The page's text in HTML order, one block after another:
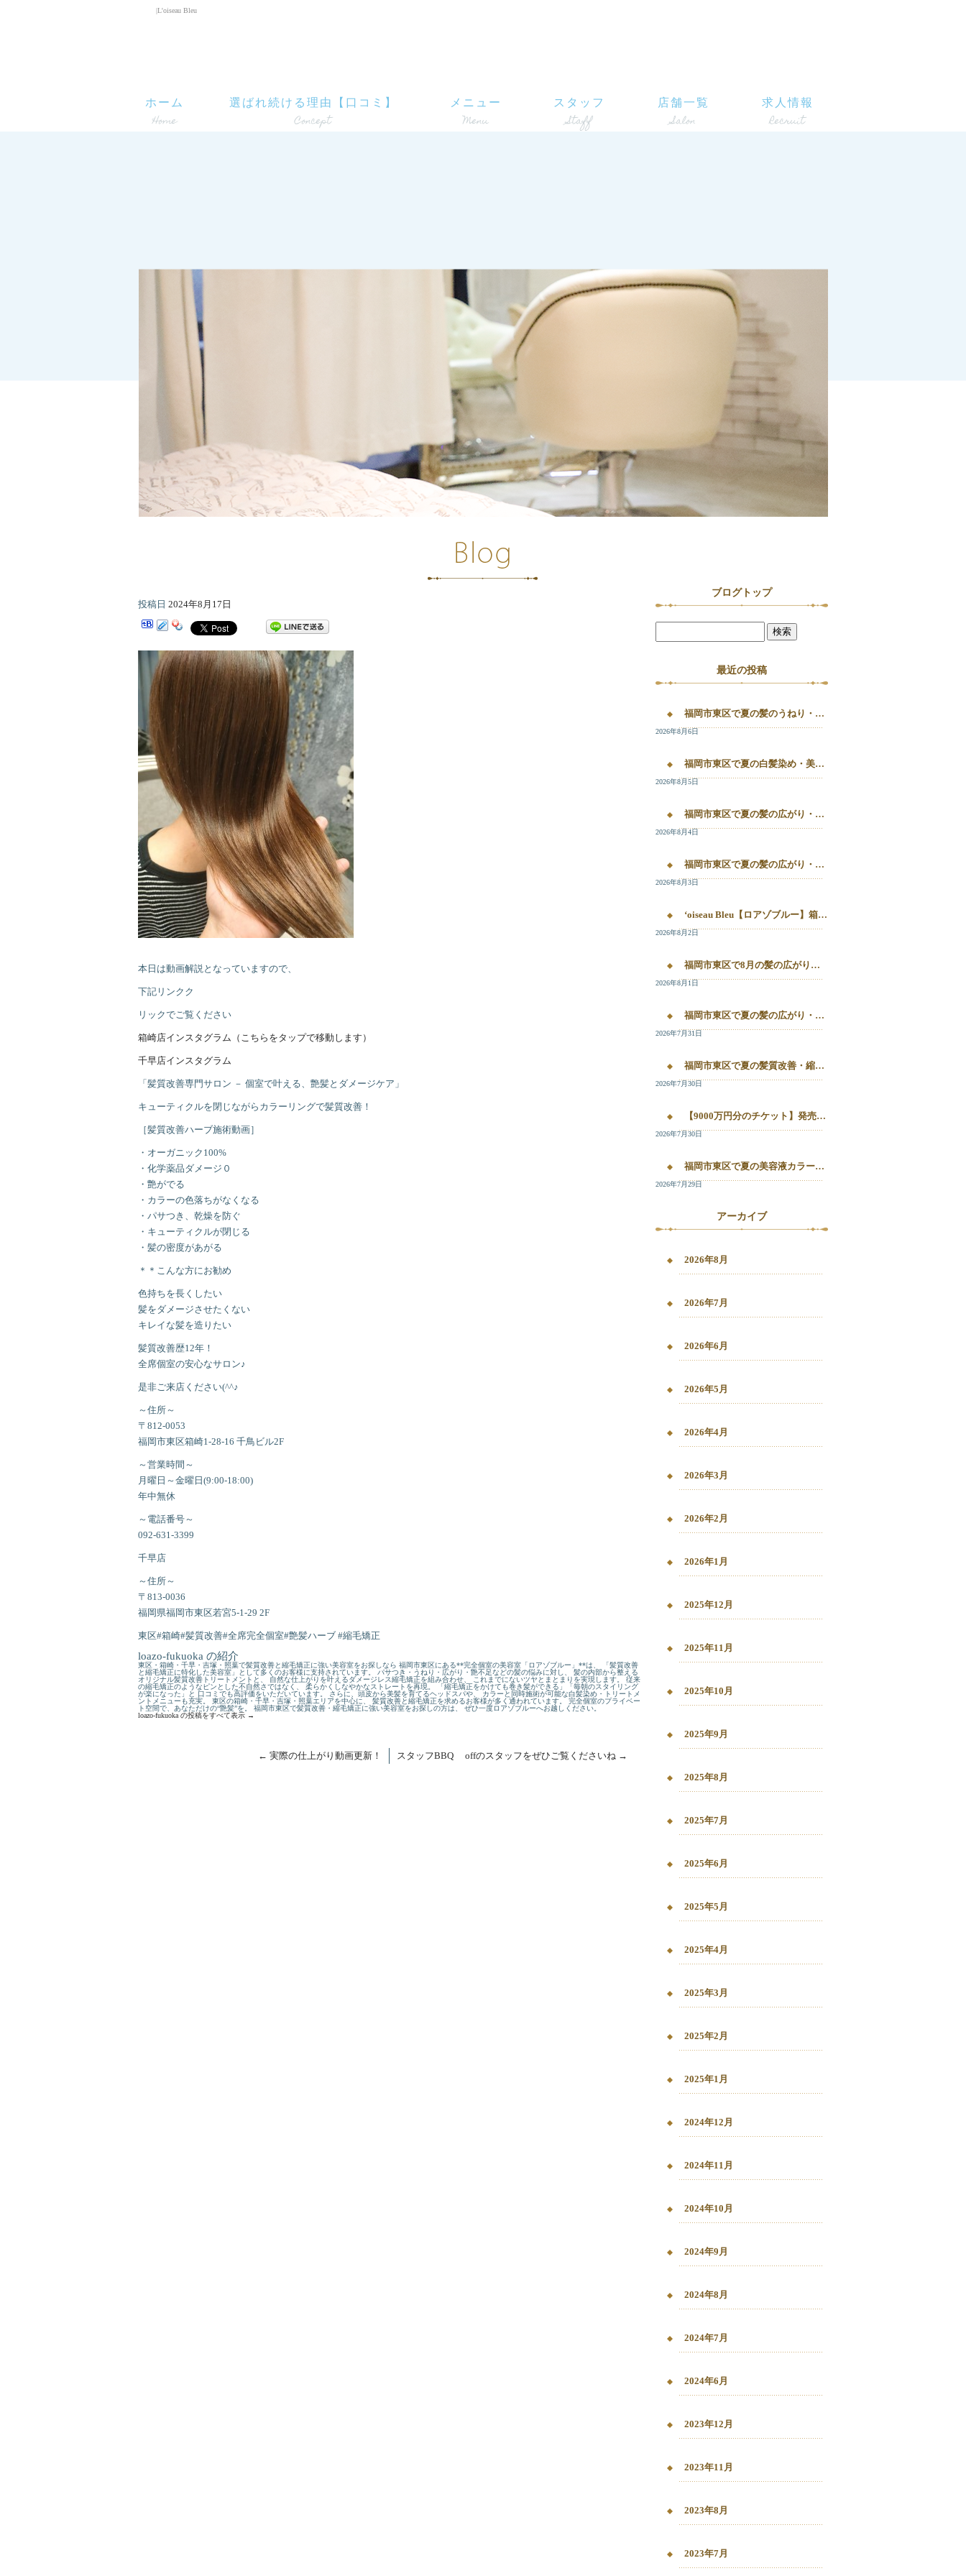
|L'oiseau Bleu
ホーム 選ばれ続ける理由【口コミ】 メニュー スタッフ 店舗一覧 求人情報
投稿日 2024年8月17日
本日は動画解説となっていますので、
下記リンクク
リックでご覧ください
箱崎店インスタグラム（こちらをタップで移動します）
千早店インスタグラム
「髪質改善専門サロン － 個室で叶える、艶髪とダメージケア」
キューティクルを閉じながらカラーリングで髪質改善！
［髪質改善ハーブ施術動画］
・オーガニック100%
・化学薬品ダメージ０
・艶がでる
・カラーの色落ちがなくなる
・パサつき、乾燥を防ぐ
・キューティクルが閉じる
・髪の密度があがる
＊＊こんな方にお勧め
色持ちを長くしたい
髪をダメージさせたくない
キレイな髪を造りたい
髪質改善歴12年！
全席個室の安心なサロン♪
是非ご来店ください(^^♪
～住所～
〒812-0053
福岡市東区箱崎1-28-16 千鳥ビル2F
～営業時間～
月曜日～金曜日(9:00-18:00)
年中無休
～電話番号～
092-631-3399
千早店
～住所～
〒813-0036
福岡県福岡市東区若宮5-1-29 2F
東区#箱崎#髪質改善#全席完全個室#艶髪ハーブ #縮毛矯正
loazo-fukuoka の紹介
東区・箱崎・千早・吉塚・照葉で髪質改善と縮毛矯正に強い美容室をお探しなら 福岡市東区にある**完全個室の美容室「ロアゾブルー」**は、 「髪質改善
と縮毛矯正に特化した美容室」として多くのお客様に支持されています。 パサつき・うねり・広がり・艶不足などの髪の悩みに対し、 髪の内部から整える
オリジナル髪質改善トリートメントと、 自然な仕上がりを叶えるダメージレス縮毛矯正を組み合わせ、 これまでにないツヤとまとまりを実現します。 従来
の縮毛矯正のようなピンとした不自然さではなく、 柔らかくしなやかなストレートを再現。 「縮毛矯正をかけても巻き髪ができる」「毎朝のスタイリング
が楽になった」と 口コミでも高評価をいただいています。 さらに、頭皮から美髪を育てるヘッドスパや、 カラーと同時施術が可能な白髪染め・トリートメ
ントメニューも充実。 東区の箱崎・千早・吉塚・照葉エリアを中心に、 髪質改善と縮毛矯正を求めるお客様が多く通われています。 完全個室のプライベー
ト空間で、あなただけの“艶髪”を。 福岡市東区で髪質改善・縮毛矯正に強い美容室をお探しの方は、 ぜひ一度ロアゾブルーへお越しください。
loazo-fukuoka の投稿をすべて表示 →
← 実際の仕上がり動画更新！ スタッフBBQ offのスタッフをぜひご覧くださいね →
ブログトップ
最近の投稿
福岡市東区で夏の髪のうねり・白髪染め・美容液カラーを相談するなら｜箱崎・千早のL’oiseau Bleu
2026年8月6日
福岡市東区で夏の白髪染め・美容液カラー・髪質改善を相談したい方へ｜箱崎・千早のL’oiseau Bleu
2026年8月5日
福岡市東区で夏の髪の広がり・白髪染め・美容液カラーを相談したい方へ｜箱崎・千早のL’oiseau Bleu
2026年8月4日
福岡市東区で夏の髪の広がり・白髪染め・美容液カラーを相談したい方へ｜箱崎・千早のL’oiseau Bleu
2026年8月3日
‘oiseau Bleu【ロアゾブルー】箱崎店】 福岡市東区箱崎で、夏の白髪染めやカラー後の毛先のパサつき、髪の艶不足が気になる方へ。
2026年8月2日
福岡市東区で8月の髪の広がり・白髪染め・美容液カラーを相談するなら
2026年8月1日
福岡市東区で夏の髪の広がり・白髪染め・美容液カラーを相談したい方へ｜箱崎・千早のL’oiseau Bleu
2026年7月31日
福岡市東区で夏の髪質改善・縮毛矯正・美容液カラーを相談したい方へ｜箱崎・千早の全席個室美容室ロアゾブルー
2026年7月30日
【9000万円分のチケット】発売開始！！20%OFFで施術が受けられます！
2026年7月30日
福岡市東区で夏の美容液カラー・白髪染め・髪質改善縮毛矯正を相談したい方へ
2026年7月29日
アーカイブ
2026年8月
2026年7月
2026年6月
2026年5月
2026年4月
2026年3月
2026年2月
2026年1月
2025年12月
2025年11月
2025年10月
2025年9月
2025年8月
2025年7月
2025年6月
2025年5月
2025年4月
2025年3月
2025年2月
2025年1月
2024年12月
2024年11月
2024年10月
2024年9月
2024年8月
2024年7月
2024年6月
2023年12月
2023年11月
2023年8月
2023年7月